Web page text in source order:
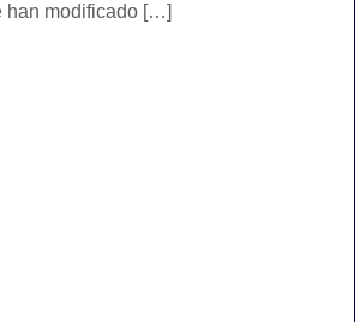
han modificado […]